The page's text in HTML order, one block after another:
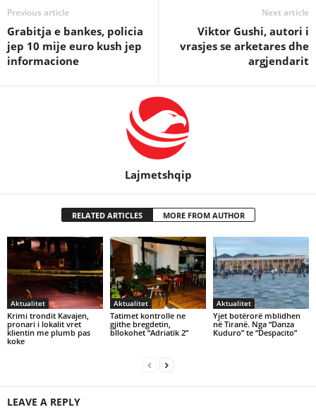
Previous article
Grabitja e bankes, policia
jep 10 mije euro kush jep
informacione
Next article
Viktor Gushi, autori i
vrasjes se arketares dhe
argjendarit
Lajmetshqip
RELATED ARTICLES MORE FROM AUTHOR
Aktualitet
Krimi trondit Kavajen,
pronari i lokalit vret
klientin me plumb pas
koke
Aktualitet
Tatimet kontrolle ne
gjithe bregdetin,
bllokohet “Adriatik 2”
Aktualitet
Yjet botërorë mblidhen
në Tiranë. Nga “Danza
Kuduro” te “Despacito”
LEAVE A REPLY